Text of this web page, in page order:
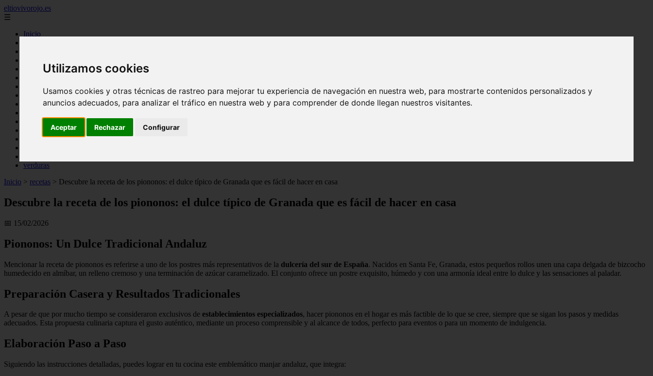
Utilizamos cookies
Usamos cookies y otras técnicas de rastreo para mejorar tu experiencia de navegación en nuestra web, para mostrarte contenidos personalizados y
anuncios adecuados, para analizar el tráfico en nuestra web y para comprender de donde llegan nuestros visitantes.
Aceptar Rechazar Configurar
eltiovivorojo.es
☰
Inicio
argentina
comidas
espana
huevos
producto
verduras
Inicio > recetas > Descubre la receta de los piononos: el dulce típico de Granada que es fácil de hacer en casa
Descubre la receta de los piononos: el dulce típico de Granada que es fácil de hacer en casa
📅 15/02/2026
Piononos: Un Dulce Tradicional Andaluz
Mencionar la receta de piononos es referirse a uno de los postres más representativos de la dulcería del sur de España. Nacidos en Santa Fe, Granada, estos pequeños rollos unen una capa delgada de bizcocho
humedecido en almíbar, un relleno cremoso y una terminación de azúcar caramelizado. El conjunto ofrece un postre exquisito, húmedo y con una armonía ideal entre lo dulce y las sensaciones al paladar.
Preparación Casera y Resultados Tradicionales
A pesar de que por mucho tiempo se consideraron exclusivos de establecimientos especializados, hacer piononos en el hogar es más factible de lo que se cree, siempre que se sigan los pasos y medidas
adecuados. Esta propuesta culinaria captura el gusto auténtico, mediante un proceso comprensible y al alcance de todos, perfecto para eventos o para un momento de indulgencia.
Elaboración Paso a Paso
Siguiendo las instrucciones detalladas, puedes lograr en tu cocina este emblemático manjar andaluz, que integra: